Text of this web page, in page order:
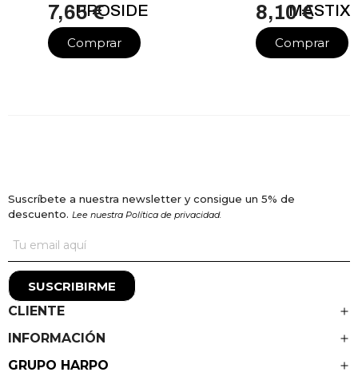
PROSIDE
7,65 €
Comprar
MASTIX
8,10 €
Comprar
Suscríbete a nuestra newsletter y consigue un 5% de
descuento. Lee nuestra Política de privacidad.
SUSCRIBIRME
CLIENTE
INFORMACIÓN
GRUPO HARPO